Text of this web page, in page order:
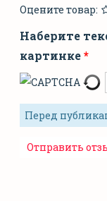
Оцените товар:
Наберите
картинке
Перед